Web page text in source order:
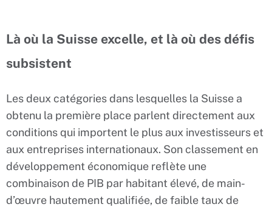
Là où la Suisse excelle, et là où des défis
subsistent
Les deux catégories dans lesquelles la Suisse a
obtenu la première place parlent directement aux
conditions qui importent le plus aux investisseurs et
aux entreprises internationaux. Son classement en
développement économique reflète une
combinaison de PIB par habitant élevé, de main-
d’œuvre hautement qualifiée, de faible taux de